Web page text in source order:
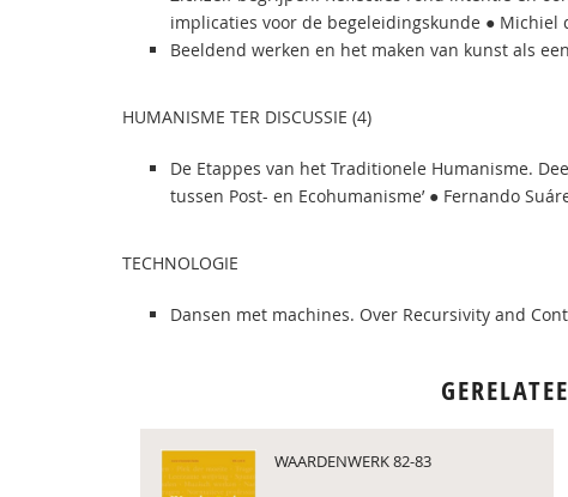
implicaties voor de begeleidingskunde ● Michiel
Beeldend werken en het maken van kunst als
HUMANISME TER DISCUSSIE (4)
De Etappes van het Traditionele Humanisme.
tussen Post- en Ecohumanisme’ ● Fernando
TECHNOLOGIE
Dansen met machines. Over Recursivity and
WAARDENWERK 82-83